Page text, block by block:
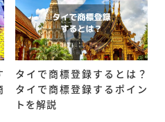
タイで商標登録するとは？
タイで商標登録するポイン
トを解説